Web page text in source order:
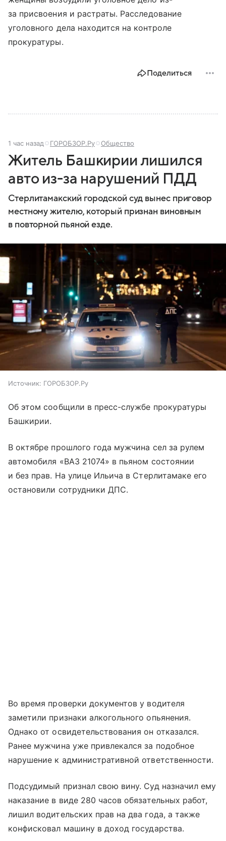
за присвоения и растраты. Расследование
уголовного дела находится на контроле
прокуратуры.
Поделиться
1 час назад ГОРОБЗОР.Ру Общество
Житель Башкирии лишился
авто из-за нарушений ПДД
Стерлитамакский городской суд вынес приговор
местному жителю, который признан виновным
в повторной пьяной езде.
Источник: ГОРОБЗОР.Ру
Об этом сообщили в пресс-службе прокуратуры
Башкирии.
В октябре прошлого года мужчина сел за рулем
автомобиля «ВАЗ 21074» в пьяном состоянии
и без прав. На улице Ильича в Стерлитамаке его
остановили сотрудники ДПС.
Во время проверки документов у водителя
заметили признаки алкогольного опьянения.
Однако от освидетельствования он отказался.
Ранее мужчина уже привлекался за подобное
нарушение к административной ответственности.
Подсудимый признал свою вину. Суд назначил ему
наказание в виде 280 часов обязательных работ,
лишил водительских прав на два года, а также
конфисковал машину в доход государства.